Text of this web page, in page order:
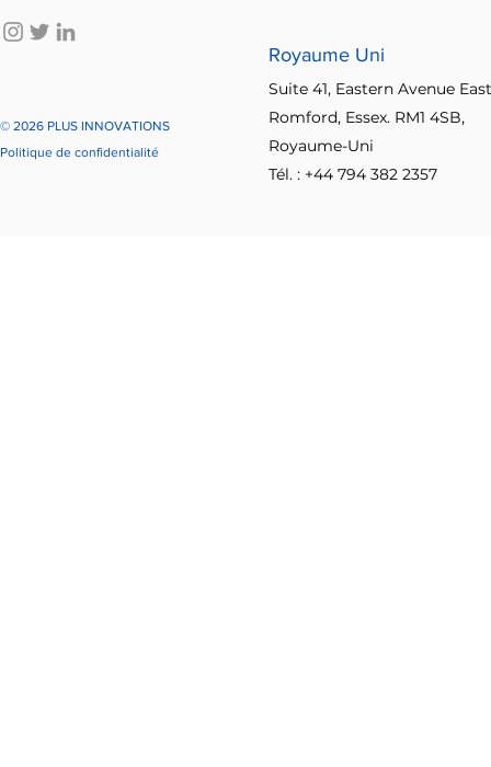
© 2026 PLUS INNOVATIONS
Politique de confidentialité
Royaume Uni
Suite 41, Eastern Avenue
Romford, Essex. RM1 4SB,
Royaume-Uni
Tél. : +44 794 382 2357